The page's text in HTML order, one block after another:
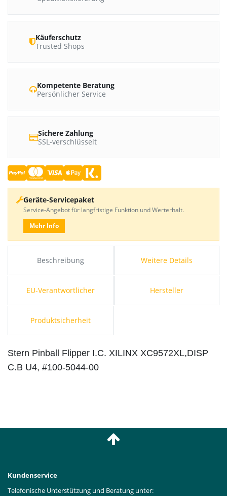
Beschreibung Weitere Details
EU-Verantwortlicher Hersteller
Produktsicherheit
Stern Pinball Flipper I.C. XILINX XC9572XL,DISP
C.B U4, #100-5044-00
Käuferschutz
Trusted Shops
Kompetente Beratung
Persönlicher Service
Sichere Zahlung
SSL-verschlüsselt
Geräte-Servicepaket
Service-Angebot für langfristige Funktion und Werterhalt.
Mehr Info
Kundenservice
Telefonische Unterstützung und Beratung unter: